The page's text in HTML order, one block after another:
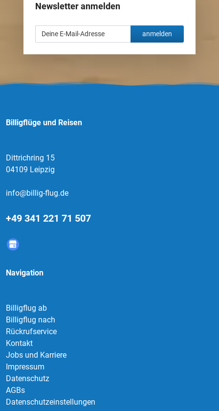
Newsletter anmelden
anmelden
Billigflüge und Reisen
Dittrichring 15
04109 Leipzig
info@billig-flug.de
+49 341 221 71 507
Navigation
Billigflug ab
Billigflug nach
Rückrufservice
Kontakt
Jobs und Karriere
Impressum
Datenschutz
AGBs
Datenschutzeinstellungen